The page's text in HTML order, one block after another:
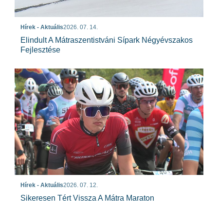
Hírek - Aktuális2026. 07. 14.
Elindult A Mátraszentistváni Sípark Négyévszakos
Fejlesztése
Hírek - Aktuális2026. 07. 12.
Sikeresen Tért Vissza A Mátra Maraton